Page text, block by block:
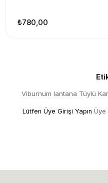
₺780,00
Viburnum lantana Tüylü
Lütfen Üye Girişi Yapın Üye